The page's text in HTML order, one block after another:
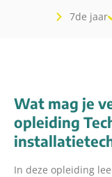
7de jaar
Wat mag je
opleiding
In deze opleiding